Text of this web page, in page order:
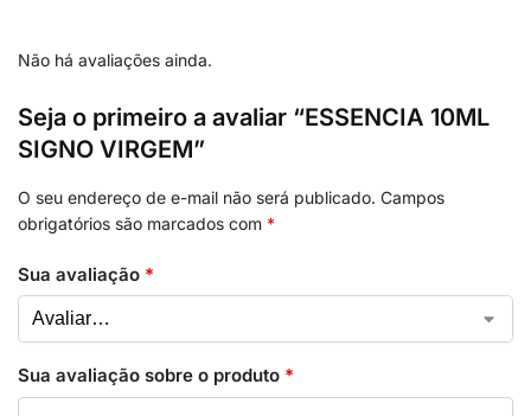
Não há avaliações ainda.
Seja o primeiro a avaliar “ESSENCIA 10ML
SIGNO VIRGEM”
O seu endereço de e-mail não será publicado. Campos
obrigatórios são marcados com *
Sua avaliação *
Sua avaliação sobre o produto *